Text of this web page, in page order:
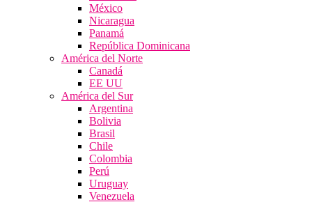
México
Nicaragua
Panamá
República Dominicana
América del Norte
Canadá
EE UU
América del Sur
Argentina
Bolivia
Brasil
Chile
Colombia
Perú
Uruguay
Venezuela